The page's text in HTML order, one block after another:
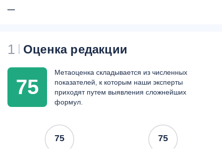
—
1 Оценка редакции
75
Метаоценка складывается из численных
показателей, к которым наши эксперты
приходят путем выявления сложнейших
формул.
75 75